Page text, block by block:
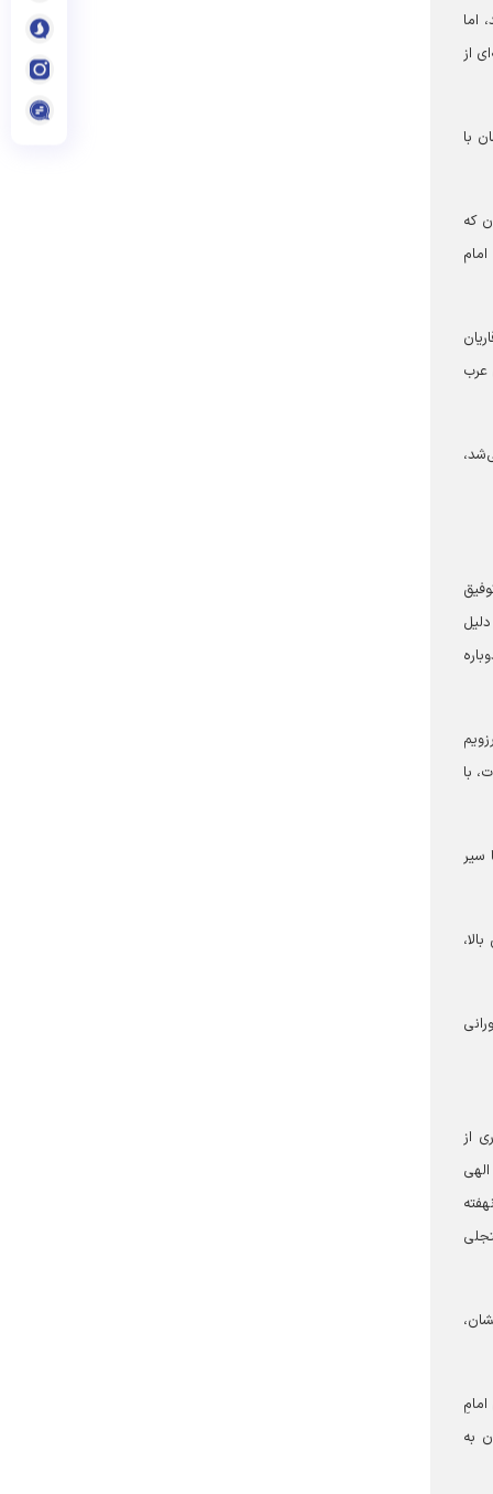
اما
از
با
که
عرب
تلاوت دوباره در محضر ایشان برای من با یک چالش و انگیزه بزرگ همراه بود. نخستین‌بار در سال ۱۳۸۴ توفیق
دوباره به آرزویم
ایشان پس از تلاوت، با
سیر
از
به